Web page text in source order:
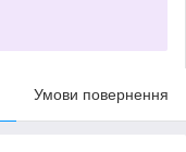
Умови повернення